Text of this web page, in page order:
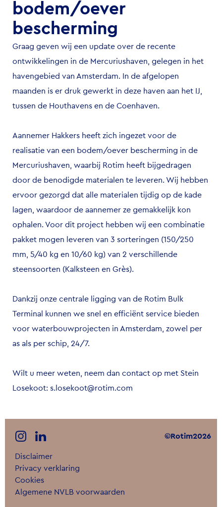
bodem/oever
bescherming
Graag geven wij een update over de recente
ontwikkelingen in de Mercuriushaven, gelegen in het
havengebied van Amsterdam. In de afgelopen
maanden is er druk gewerkt in deze haven aan het IJ,
tussen de Houthavens en de Coenhaven.
Aannemer Hakkers heeft zich ingezet voor de
realisatie van een bodem/oever bescherming in de
Mercuriushaven, waarbij Rotim heeft bijgedragen
door de benodigde materialen te leveren. Wij hebben
ervoor gezorgd dat alle materialen tijdig op de kade
lagen, waardoor de aannemer ze gemakkelijk kon
ophalen. Voor dit project hebben wij een combinatie
pakket mogen leveren van 3 sorteringen (150/250
mm, 5/40 kg en 10/60 kg) van 2 verschillende
steensoorten (Kalksteen en Grès).
Dankzij onze centrale ligging van de Rotim Bulk
Terminal kunnen we snel en efficiënt service bieden
voor waterbouwprojecten in Amsterdam, zowel per
as als per schip, 24/7.
Wilt u meer weten, neem dan contact op met Stein
Losekoot: s.losekoot@rotim.com
©Rotim2026
Disclaimer
Privacy verklaring
Cookies
Algemene NVLB voorwaarden